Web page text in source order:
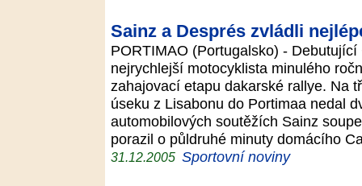
Sainz a Després zvládli
PORTIMAO (Portugalsko) -
nejrychlejší motocyklista minulého
zahajovací etapu dakarské rallye. Na
úseku z Lisabonu do Portimaa nedal
automobilových soutěžích Sainz
porazil o půldruhé minuty domácího
31.12.2005 Sportovní noviny